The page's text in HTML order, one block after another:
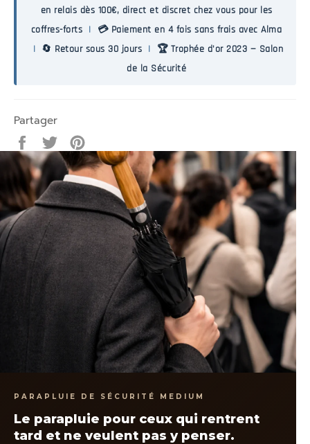
en relais dès 100€, direct et discret chez vous pour les
coffres-forts | 💳 Paiement en 4 fois sans frais avec Alma
| 🔄 Retour sous 30 jours | 🏆 Trophée d'or 2023 — Salon
de la Sécurité
Partager
Partager
sur
Facebook
Tweeter
sur
Twitter
sur
Pinterest
PARAPLUIE DE SÉCURITÉ MEDIUM
Le parapluie pour ceux qui rentrent
tard et ne veulent pas y penser.